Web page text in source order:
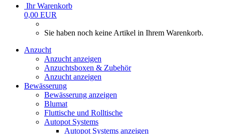
Ihr Warenkorb
0,00 EUR
Sie haben noch keine Artikel in Ihrem Warenkorb.
Anzucht
Anzucht anzeigen
Anzuchtsboxen & Zubehör
Anzucht anzeigen
Bewässerung
Bewässerung anzeigen
Blumat
Fluttische und Rolltische
Autopot Systems
Autopot Systems anzeigen